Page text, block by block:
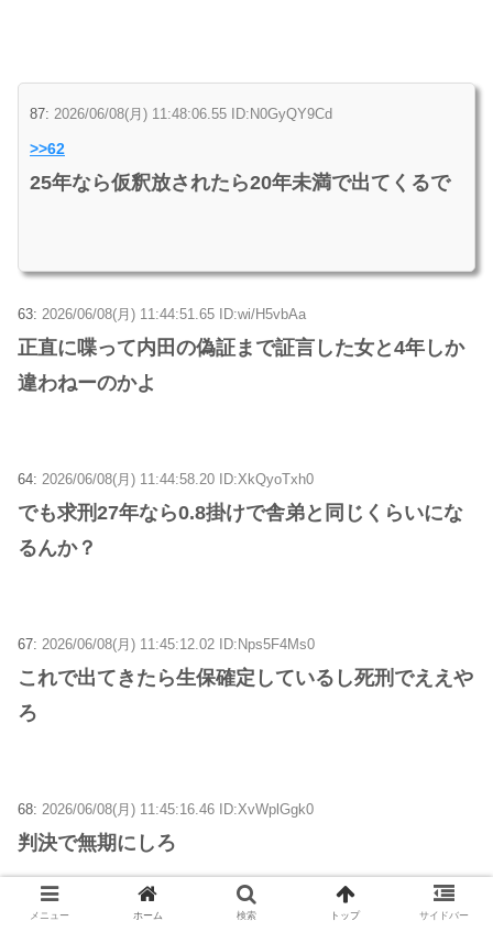
87: 2026/06/08(月) 11:48:06.55 ID:N0GyQY9Cd
>>62
25年なら仮釈放されたら20年未満で出てくるで
63: 2026/06/08(月) 11:44:51.65 ID:wi/H5vbAa
正直に喋って内田の偽証まで証言した女と4年しか
違わねーのかよ
64: 2026/06/08(月) 11:44:58.20 ID:XkQyoTxh0
でも求刑27年なら0.8掛けで舎弟と同じくらいにな
るんか？
67: 2026/06/08(月) 11:45:12.02 ID:Nps5F4Ms0
これで出てきたら生保確定しているし死刑でええや
ろ
68: 2026/06/08(月) 11:45:16.46 ID:XvWplGgk0
判決で無期にしろ
メニュー ホーム 検索 トップ サイドバー